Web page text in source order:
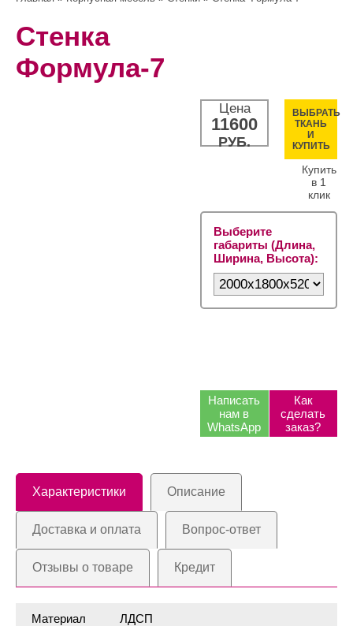
Стенка
Формула-7
Цена
11600
РУБ.
ВЫБРАТЬ
ТКАНЬ
И
КУПИТЬ
Купить
в 1
клик
Выберите
габариты (Длина,
Ширина, Высота):
Написать
нам в
WhatsApp
Как
сделать
заказ?
Характеристики Описание
Доставка и оплата Вопрос-ответ
Отзывы о товаре Кредит
Материал ЛДСП